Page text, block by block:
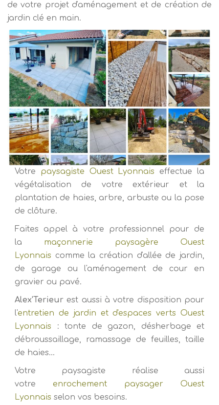
de votre projet d'aménagement et de création de
jardin clé en main.
Votre paysagiste Ouest Lyonnais effectue la
végétalisation de votre extérieur et la
plantation de haies, arbre, arbuste ou la pose
de clôture.
Faites appel à votre professionnel pour de
la maçonnerie paysagère Ouest
Lyonnais comme la création d'allée de jardin,
de garage ou l'aménagement de cour en
gravier ou pavé.
Alex'Terieur est aussi à votre disposition pour
l'entretien de jardin et d'espaces verts Ouest
Lyonnais : tonte de gazon, désherbage et
débroussaillage, ramassage de feuilles, taille
de haies...
Votre paysagiste réalise aussi
votre enrochement paysager Ouest
Lyonnais selon vos besoins.